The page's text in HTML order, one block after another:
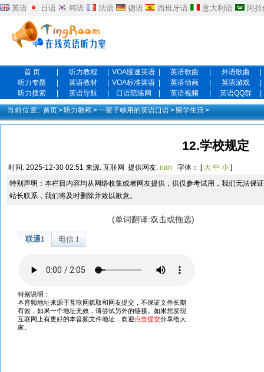
英语 日语 韩语 法语 德语 西班牙语 意大利语 阿
首 页 听力教程 VOA慢速英语 英语歌曲 外语歌曲
听力专题
英语教材 VOA标准英语 英语动画 英语游戏
听力搜索
英语导航 口语陪练网 英语视频 英语QQ群
当前位置: 首页>听力教程 >一辈子够用的英语口语> 留学生活>
12.学校规定
时间: 2025-12-30 02:51 来源: 互联网 提供网友: nan 字体： [大 中 小 ]
特别声明：本栏目内容均从网络收集或者网友提供，供仅参考试用，我们无法保
站长联系，我们将及时删除并致以歉意。
(单词翻译:双击或拖选)